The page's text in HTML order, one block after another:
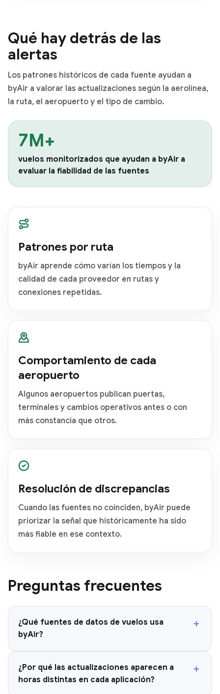
Qué hay detrás de las
alertas
Los patrones históricos de cada fuente ayudan a
byAir a valorar las actualizaciones según la aerolínea,
la ruta, el aeropuerto y el tipo de cambio.
7M+
vuelos monitorizados que ayudan a byAir a
evaluar la fiabilidad de las fuentes
Patrones por ruta
byAir aprende cómo varían los tiempos y la
calidad de cada proveedor en rutas y
conexiones repetidas.
Comportamiento de cada
aeropuerto
Algunos aeropuertos publican puertas,
terminales y cambios operativos antes o con
más constancia que otros.
Resolución de discrepancias
Cuando las fuentes no coinciden, byAir puede
priorizar la señal que históricamente ha sido
más fiable en ese contexto.
Preguntas frecuentes
¿Qué fuentes de datos de vuelos usa
byAir?
+
¿Por qué las actualizaciones aparecen a
horas distintas en cada aplicación?
+